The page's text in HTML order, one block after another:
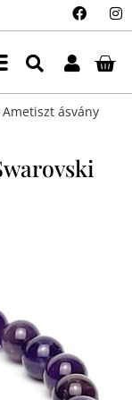
Ametiszt ásvány